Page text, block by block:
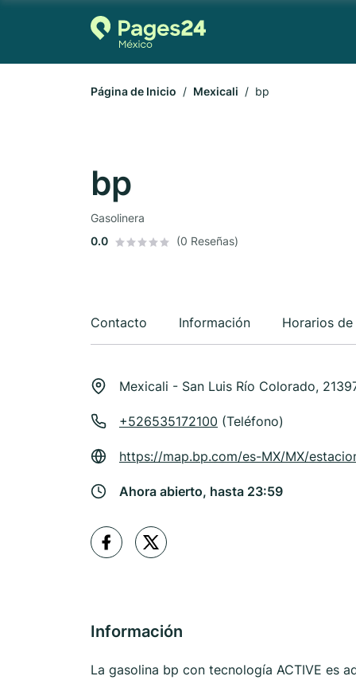
Página de Inicio Mexicali bp
bp
Gasolinera
0.0
(0 Reseñas)
Contacto Información Horarios
Mexicali - San Luis Río Colorado,
+526535172100 (Teléfono)
https://map.bp.com/es-MX/MX/
Ahora abierto, hasta 23:59
Información
La gasolina bp con tecnología ACTIVE es